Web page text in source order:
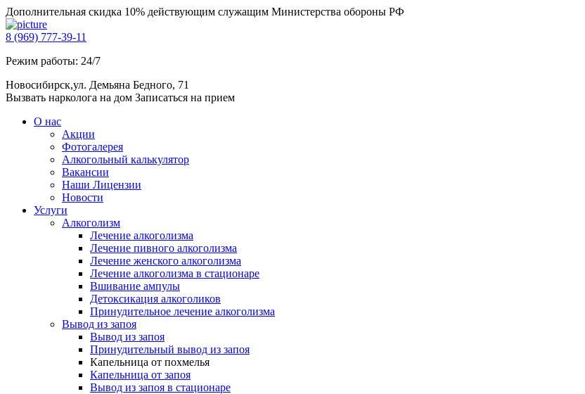
Дополнительная скидка 10% действующим служащим Министерства обороны РФ
8 (969) 777-39-11
Режим работы: 24/7
Новосибирск,ул. Демьяна Бедного, 71
Вызвать нарколога на дом Записаться на прием
О нас
Акции
Фотогалерея
Алкогольный калькулятор
Вакансии
Наши Лицензии
Новости
Услуги
Алкоголизм
Лечение алкоголизма
Лечение пивного алкоголизма
Лечение женского алкоголизма
Лечение алкоголизма в стационаре
Вшивание ампулы
Детоксикация алкоголиков
Принудительное лечение алкоголизма
Вывод из запоя
Вывод из запоя
Принудительный вывод из запоя
Капельница от похмелья
Капельница от запоя
Вывод из запоя в стационаре